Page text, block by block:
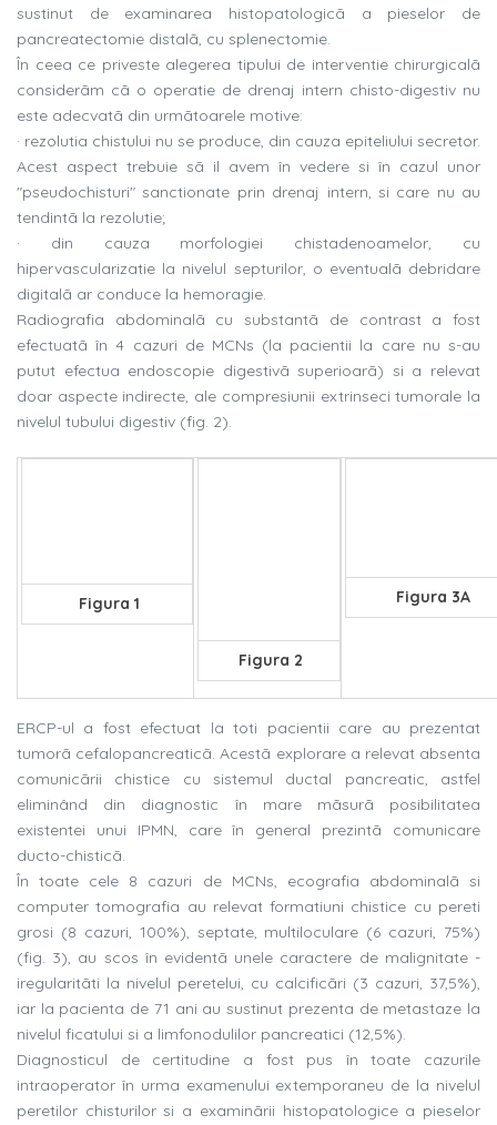
sustinut de examinarea histopatologicã a pieselor de
pancreatectomie distalã, cu splenectomie.
În ceea ce priveste alegerea tipului de interventie chirurgicalã
considerãm cã o operatie de drenaj intern chisto-digestiv nu
este adecvatã din urmãtoarele motive:
· rezolutia chistului nu se produce, din cauza epiteliului secretor.
Acest aspect trebuie sã il avem în vedere si în cazul unor
"pseudochisturi" sanctionate prin drenaj intern, si care nu au
tendintã la rezolutie;
· din cauza morfologiei chistadenoamelor, cu
hipervascularizatie la nivelul septurilor, o eventualã debridare
digitalã ar conduce la hemoragie.
Radiografia abdominalã cu substantã de contrast a fost
efectuatã în 4 cazuri de MCNs (la pacientii la care nu s-au
putut efectua endoscopie digestivã superioarã) si a relevat
doar aspecte indirecte, ale compresiunii extrinseci tumorale la
nivelul tubului digestiv (fig. 2).
Figura 1
Figura 2
Figura 3A
ERCP-ul a fost efectuat la toti pacientii care au prezentat
tumorã cefalopancreaticã. Acestã explorare a relevat absenta
comunicãrii chistice cu sistemul ductal pancreatic, astfel
eliminând din diagnostic în mare mãsurã posibilitatea
existentei unui IPMN, care în general prezintã comunicare
ducto-chisticã.
În toate cele 8 cazuri de MCNs, ecografia abdominalã si
computer tomografia au relevat formatiuni chistice cu pereti
grosi (8 cazuri, 100%), septate, multiloculare (6 cazuri, 75%)
(fig. 3), au scos în evidentã unele caractere de malignitate -
iregularitãti la nivelul peretelui, cu calcificãri (3 cazuri, 37,5%),
iar la pacienta de 71 ani au sustinut prezenta de metastaze la
nivelul ficatului si a limfonodulilor pancreatici (12,5%).
Diagnosticul de certitudine a fost pus în toate cazurile
intraoperator în urma examenului extemporaneu de la nivelul
peretilor chisturilor si a examinãrii histopatologice a pieselor